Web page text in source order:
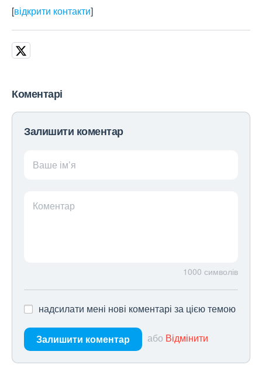
[відкрити контакти]
Коментарі
Залишити коментар
Ваше ім’я
Коментар
1000 символів
надсилати мені нові коментарі за цією темою
Залишити коментар або Відмінити